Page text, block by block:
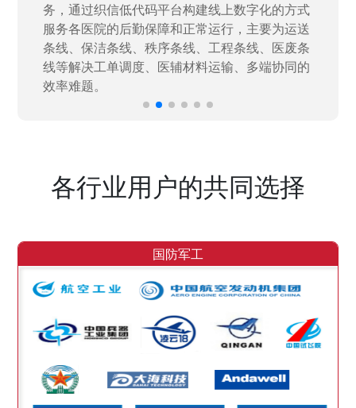
务，通过织信低代码平台构建线上数字化的方式
服务各医院的后勤保障和正常运行，主要为运送
条线、保洁条线、秩序条线、工程条线、医废条
线等解决工单调度、医辅材料运输、多端协同的
效率难题。
各行业用户的共同选择
国防军工